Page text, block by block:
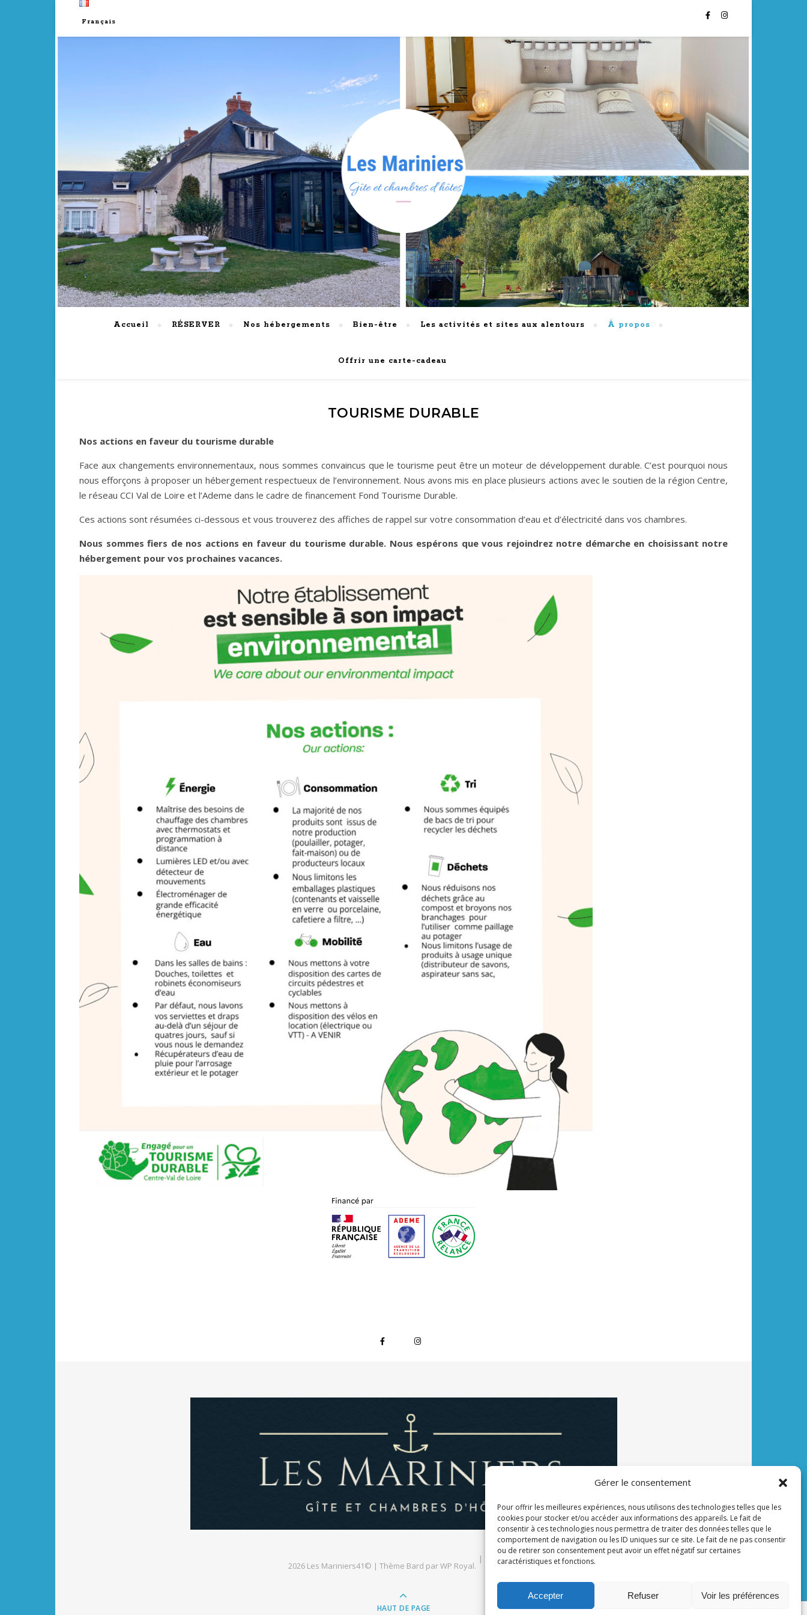
Gérer le consentement
Pour offrir les meilleures expériences, nous utilisons des technologies telles que les
cookies pour stocker et/ou accéder aux informations des appareils. Le fait de
consentir à ces technologies nous permettra de traiter des données telles que le
comportement de navigation ou les ID uniques sur ce site. Le fait de ne pas consentir
ou de retirer son consentement peut avoir un effet négatif sur certaines
caractéristiques et fonctions.
Accepter Refuser Voir les préférences
Français
Accueil RÉSERVER Nos hébergements Bien-être Les activités et sites aux alentours À propos
Offrir une carte-cadeau
TOURISME DURABLE
Nos actions en faveur du tourisme durable
Face aux changements environnementaux, nous sommes convaincus que le tourisme peut être un moteur de développement durable. C’est pourquoi nous
nous efforçons à proposer un hébergement respectueux de l’environnement. Nous avons mis en place plusieurs actions avec le soutien de la région Centre,
le réseau CCI Val de Loire et l’Ademe dans le cadre de financement Fond Tourisme Durable.
Ces actions sont résumées ci-dessous et vous trouverez des affiches de rappel sur votre consommation d’eau et d’électricité dans vos chambres.
Nous sommes fiers de nos actions en faveur du tourisme durable. Nous espérons que vous rejoindrez notre démarche en choisissant notre
hébergement pour vos prochaines vacances.
2026 Les Mariniers41© |Thème Bard parWP Royal. Français
HAUT DE PAGE